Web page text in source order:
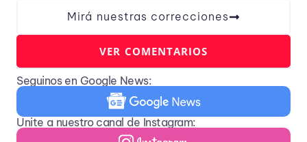
Mirá nuestras correcciones
VER COMENTARIOS
Seguinos en Google News:
Unite a nuestro canal de Instagram: